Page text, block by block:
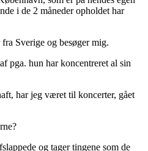
i de 2 måneder opholdet har
Sverige og besøger mig.
pga. hun har koncentreret al sin
har jeg været til koncerter, gået
og tager tingene som de